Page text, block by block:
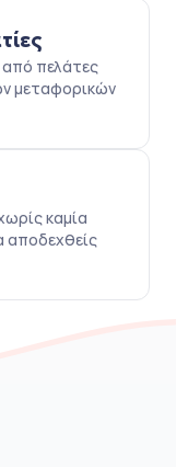
από πελάτες
μεταφορικών
καμία
αποδεχθείς